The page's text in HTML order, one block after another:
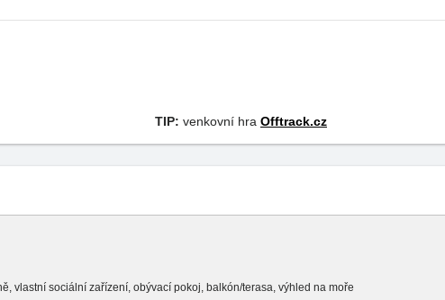
TIP: venkovní hra Offtrack.cz
vlastní sociální zařízení, obývací pokoj, balkón/terasa, výhled na moře